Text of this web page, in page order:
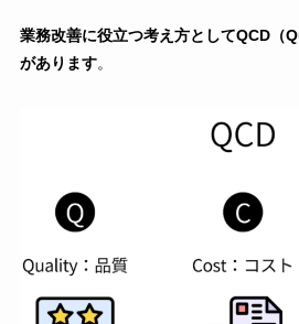
業務改善に役立つ考え方としてQCD（
があります。